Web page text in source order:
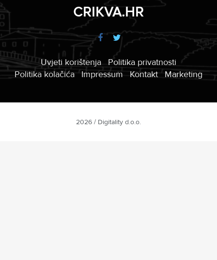
CRIKVA.HR
Uvjeti korištenja
Politika privatnosti
Politika kolačića
Impressum Kontakt Marketing
2026 / Digitality d.o.o.